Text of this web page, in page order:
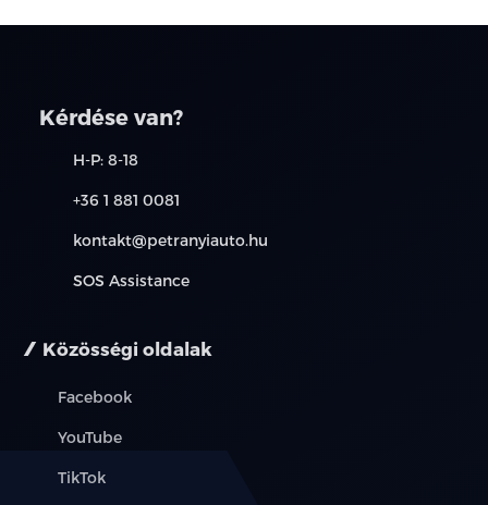
Kérdése van?
H-P: 8-18
+36 1 881 0081
kontakt@petranyiauto.hu
SOS Assistance
Közösségi oldalak
Facebook
YouTube
TikTok